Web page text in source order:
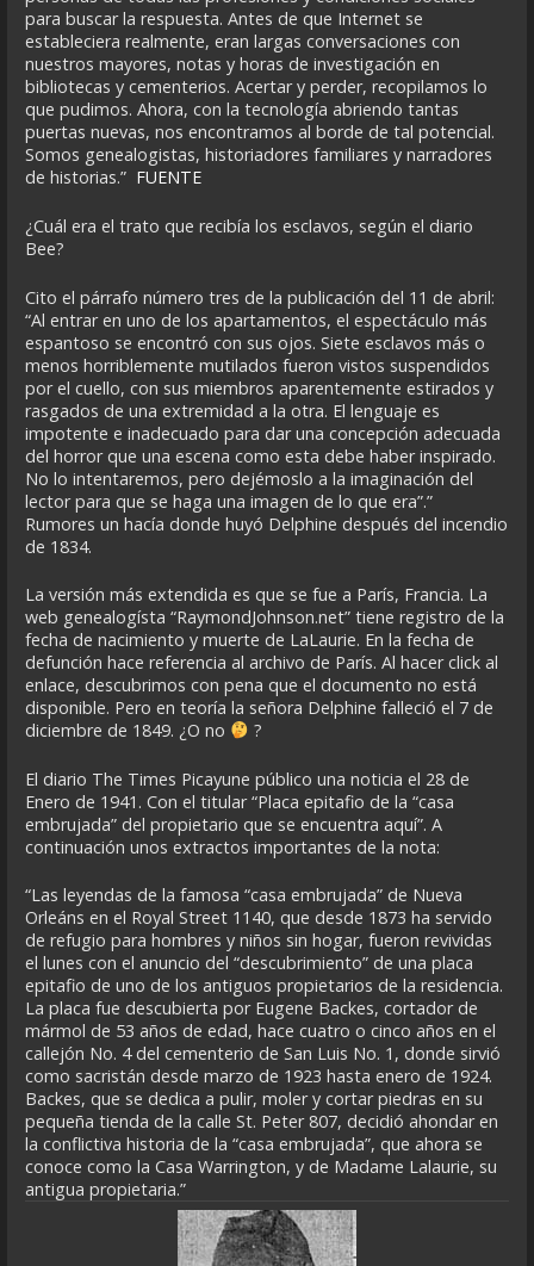
para buscar la respuesta. Antes de que Internet se
estableciera realmente, eran largas conversaciones con
nuestros mayores, notas y horas de investigación en
bibliotecas y cementerios. Acertar y perder, recopilamos lo
que pudimos. Ahora, con la tecnología abriendo tantas
puertas nuevas, nos encontramos al borde de tal potencial.
Somos genealogistas, historiadores familiares y narradores
de historias.” FUENTE
¿Cuál era el trato que recibía los esclavos, según el diario
Bee?
Cito el párrafo número tres de la publicación del 11 de abril:
“Al entrar en uno de los apartamentos, el espectáculo más
espantoso se encontró con sus ojos. Siete esclavos más o
menos horriblemente mutilados fueron vistos suspendidos
por el cuello, con sus miembros aparentemente estirados y
rasgados de una extremidad a la otra. El lenguaje es
impotente e inadecuado para dar una concepción adecuada
del horror que una escena como esta debe haber inspirado.
No lo intentaremos, pero dejémoslo a la imaginación del
lector para que se haga una imagen de lo que era”.”
Rumores un hacía donde huyó Delphine después del incendio
de 1834.
La versión más extendida es que se fue a París, Francia. La
web genealogísta “RaymondJohnson.net” tiene registro de la
fecha de nacimiento y muerte de LaLaurie. En la fecha de
defunción hace referencia al archivo de París. Al hacer click al
enlace, descubrimos con pena que el documento no está
disponible. Pero en teoría la señora Delphine falleció el 7 de
diciembre de 1849. ¿O no
?
El diario The Times Picayune público una noticia el 28 de
Enero de 1941. Con el titular “Placa epitafio de la “casa
embrujada” del propietario que se encuentra aquí”. A
continuación unos extractos importantes de la nota:
“Las leyendas de la famosa “casa embrujada” de Nueva
Orleáns en el Royal Street 1140, que desde 1873 ha servido
de refugio para hombres y niños sin hogar, fueron revividas
el lunes con el anuncio del “descubrimiento” de una placa
epitafio de uno de los antiguos propietarios de la residencia.
La placa fue descubierta por Eugene Backes, cortador de
mármol de 53 años de edad, hace cuatro o cinco años en el
callejón No. 4 del cementerio de San Luis No. 1, donde sirvió
como sacristán desde marzo de 1923 hasta enero de 1924.
Backes, que se dedica a pulir, moler y cortar piedras en su
pequeña tienda de la calle St. Peter 807, decidió ahondar en
la conflictiva historia de la “casa embrujada”, que ahora se
conoce como la Casa Warrington, y de Madame Lalaurie, su
antigua propietaria.”